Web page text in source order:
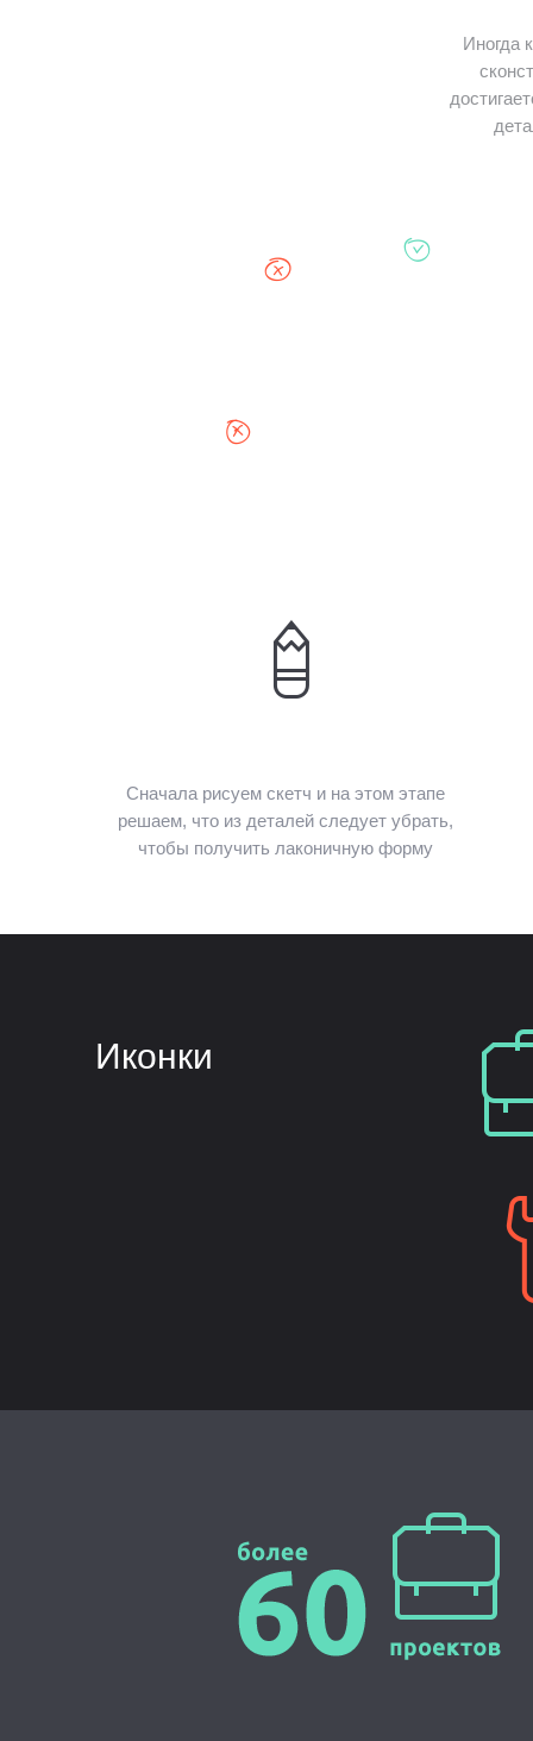
Иногда
Сначала рисуем скетч и на этом этапе
решаем, что из деталей следует убрать,
чтобы получить лаконичную форму
Иконки